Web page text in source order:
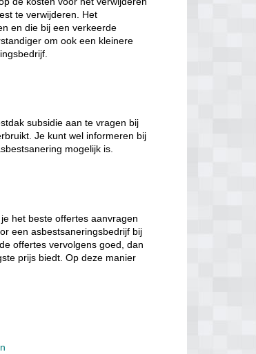
te verwijderen. Het
en die bij een verkeerde
om ook een kleinere
subsidie aan te vragen bij
Je kunt wel informeren bij
mogelijk is.
het beste offertes aanvragen
een asbestsaneringsbedrijf bij
offertes vervolgens goed, dan
prijs biedt. Op deze manier